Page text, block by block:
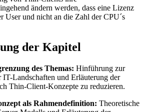
ändern werden, dass eine Lizenz
User und nicht an die Zahl der CPU´s
der Kapitel
des Themas: Hinführung zur
IT-Landschaften und Erläuterung der
Thin-Client-Konzepte zu reduzieren.
als Rahmendefinition: Theoretische